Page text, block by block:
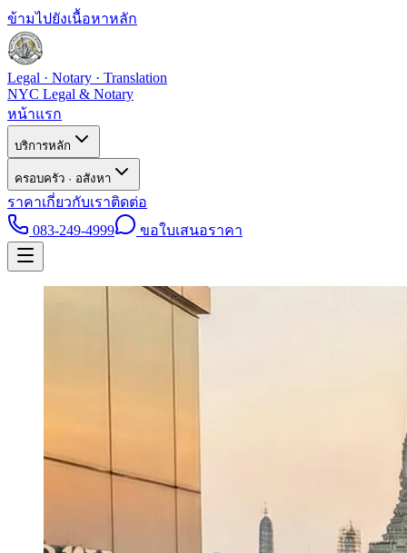
ข้ามไปยังเนื้อหาหลัก
Legal · Notary · Translation
NYC Legal & Notary
หน้าแรก
บริการหลัก
ครอบครัว · อสังหา
ราคาเกี่ยวกับเราติดต่อ
083-249-4999
ขอใบเสนอราคา